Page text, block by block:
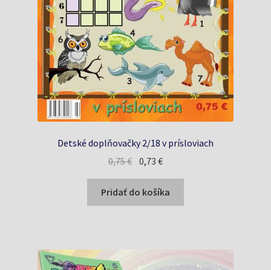
Detské doplňovačky 2/18 v prísloviach
0,75€ Pôvodná
cena
bola:
0,75 €.
0,73€Aktuálna
cena
je:
0,73 €.
Pridať do košíka